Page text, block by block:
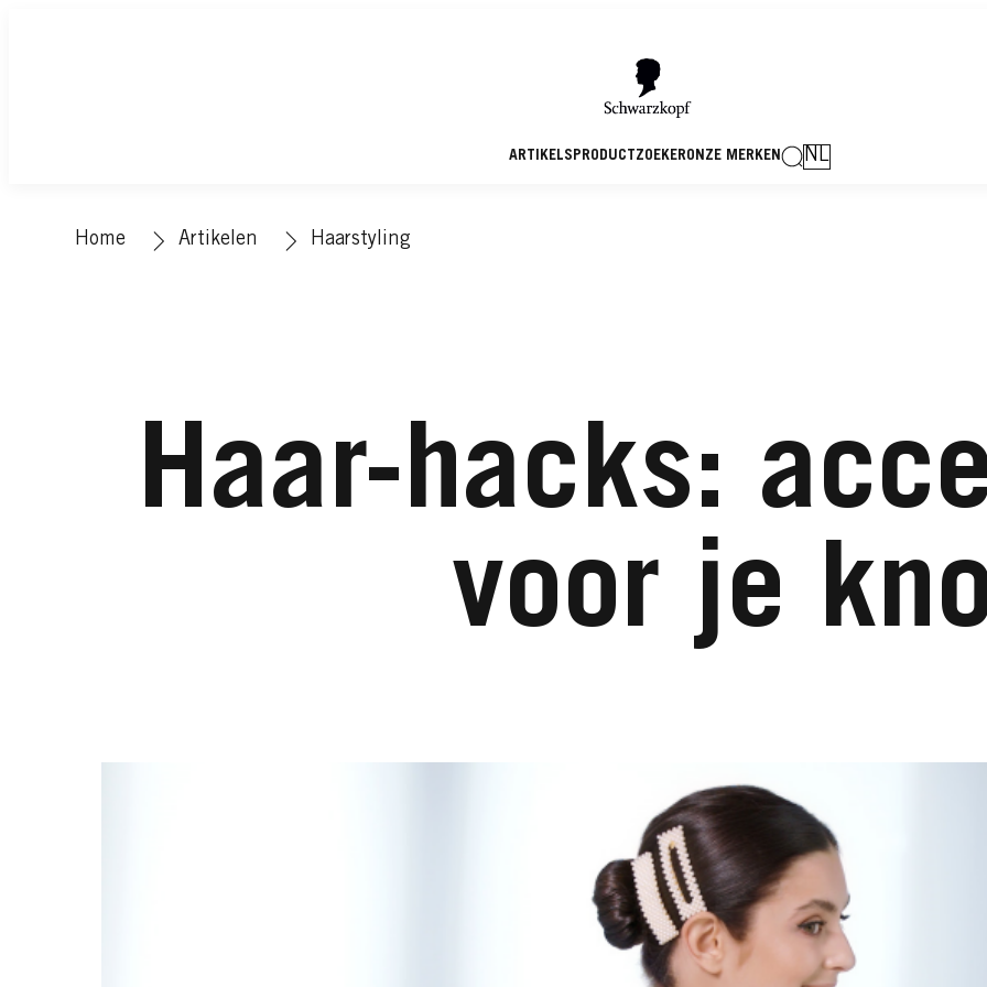
ARTIKELSPRODUCTZOEKERONZE MERKEN NL
Home Artikelen Haarstyling
Haar-hacks:
voor je